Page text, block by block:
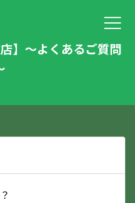
】～よくあるご質問